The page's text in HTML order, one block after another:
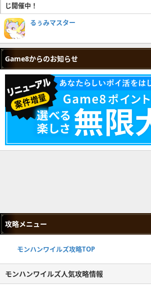
じ開催中！
るぅみマスター
Game8からのお知らせ
攻略メニュー
モンハンワイルズ攻略TOP
モンハンワイルズ人気攻略情報